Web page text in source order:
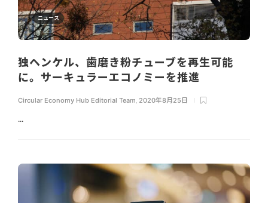
ニュース
独ヘンケル、歯磨き粉チューブを再生可能
に。サーキュラーエコノミーを推進
Circular Economy Hub Editorial Team 2020年8月25日
...